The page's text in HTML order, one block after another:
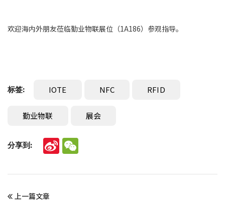
欢迎海内外朋友莅临勤业物联展位（1A186）参观指导。
标签: IOTE NFC RFID
勤业物联 展会
分享到:
Weibo
上一篇文章